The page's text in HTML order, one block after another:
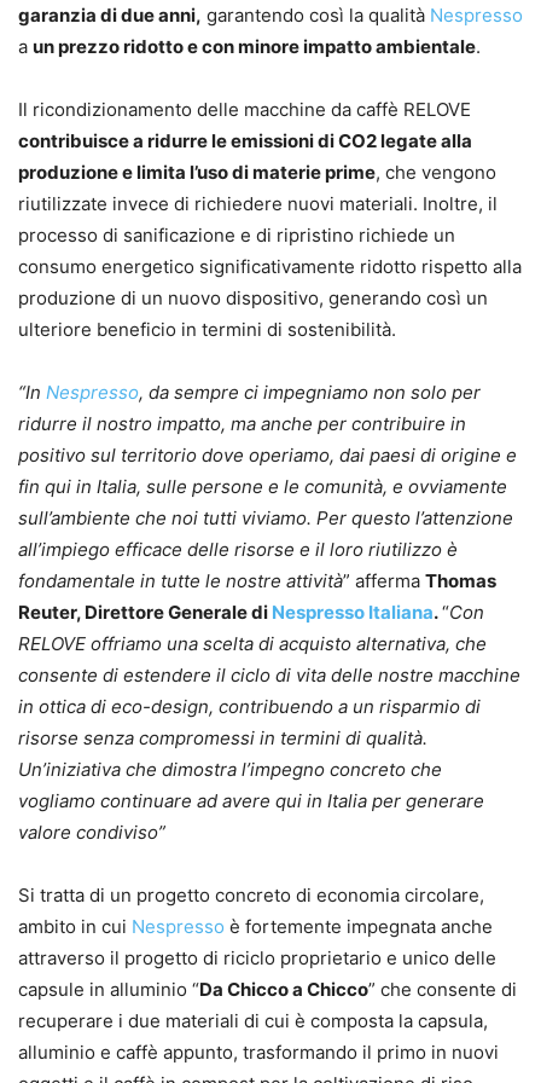
garanzia di due anni, garantendo così la qualità Nespresso
a un prezzo ridotto e con minore impatto ambientale.
Il ricondizionamento delle macchine da caffè RELOVE
contribuisce a ridurre le emissioni di CO2 legate alla
produzione e limita l’uso di materie prime, che vengono
riutilizzate invece di richiedere nuovi materiali. Inoltre, il
processo di sanificazione e di ripristino richiede un
consumo energetico significativamente ridotto rispetto alla
produzione di un nuovo dispositivo, generando così un
ulteriore beneficio in termini di sostenibilità.
“In Nespresso, da sempre ci impegniamo non solo per
ridurre il nostro impatto, ma anche per contribuire in
positivo sul territorio dove operiamo, dai paesi di origine e
fin qui in Italia, sulle persone e le comunità, e ovviamente
sull’ambiente che noi tutti viviamo. Per questo l’attenzione
all’impiego efficace delle risorse e il loro riutilizzo è
fondamentale in tutte le nostre attività” afferma Thomas
Reuter, Direttore Generale di Nespresso Italiana.“Con
RELOVE offriamo una scelta di acquisto alternativa, che
consente di estendere il ciclo di vita delle nostre macchine
in ottica di eco-design, contribuendo a un risparmio di
risorse senza compromessi in termini di qualità.
Un’iniziativa che dimostra l’impegno concreto che
vogliamo continuare ad avere qui in Italia per generare
valore condiviso”
Si tratta di un progetto concreto di economia circolare,
ambito in cui Nespresso è fortemente impegnata anche
attraverso il progetto di riciclo proprietario e unico delle
capsule in alluminio “Da Chicco a Chicco” che consente di
recuperare i due materiali di cui è composta la capsula,
alluminio e caffè appunto, trasformando il primo in nuovi